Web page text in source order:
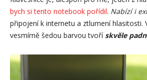
bych si tento notebook pořídil. Nabízí i
připojení k internetu a ztlumení hlasitosti.
vesmírně šedou barvou tvořískvěle